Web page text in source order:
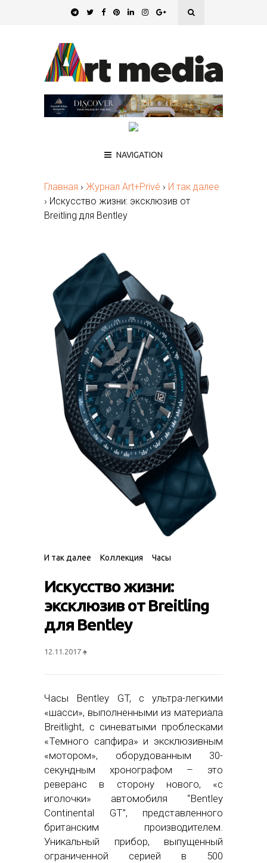
NAVIGATION
Главная › Журнал Art+Privé › И так далее
› Искусство жизни: эксклюзив от
Breitling для Bentley
И так далее Коллекция Часы
Искусство жизни:
эксклюзив от Breitling
для Bentley
12.11.2017 ♠
Часы Bentley GT, с ультра-легкими
«шасси», выполненными из материала
Breitlight, с синеватыми проблесками
«Темного сапфира» и эксклюзивным
«мотором», оборудованным 30-
секундным хронографом – это
реверанс в сторону нового, «с
иголочки» автомобиля “Bentley
Continental GT”, представленного
британским производителем.
Уникальный прибор, выпущенный
ограниченной серией в 500